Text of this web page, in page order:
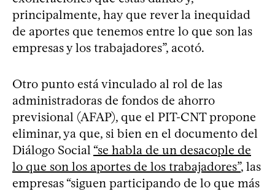
principalmente, hay que rever la inequidad
de aportes que tenemos entre lo que son las
empresas y los trabajadores”, acotó.
Otro punto está vinculado al rol de las
administradoras de fondos de ahorro
previsional (AFAP), que el PIT-CNT propone
eliminar, ya que, si bien en el documento del
Diálogo Social “se habla de un desacople de
lo que son los aportes de los trabajadores”, las
empresas “siguen participando de lo que más